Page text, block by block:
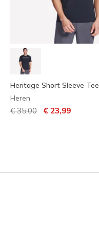
Heritage Short Sleeve Tee
Heren
Prijs verlaagd van
€ 35,00 naar
€ 23,99